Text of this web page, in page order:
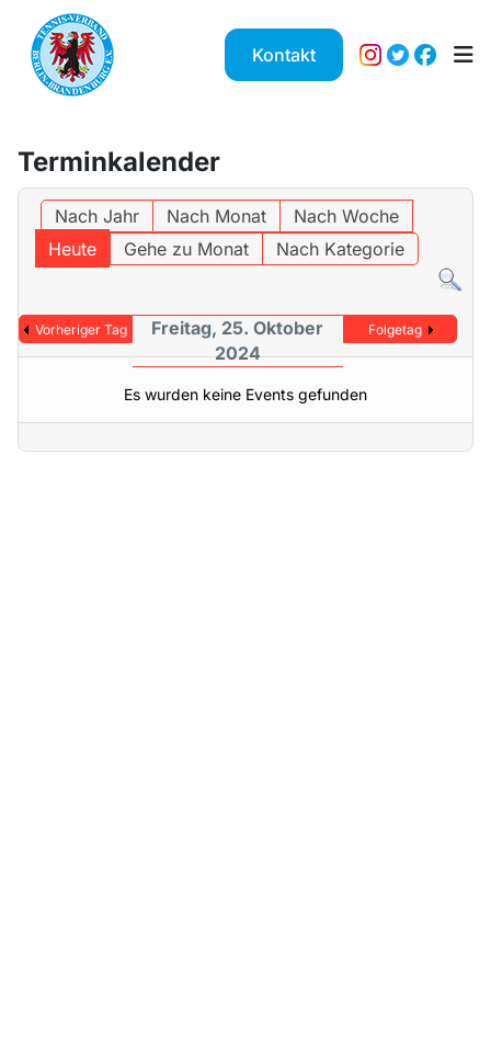
Kontakt
Terminkalender
Nach Jahr Nach Monat
Nach Woche
Heute
Gehe zu Monat Nach Kategorie
Vorheriger Tag
Freitag, 25. Oktober
2024
Folgetag
Es wurden keine Events gefunden